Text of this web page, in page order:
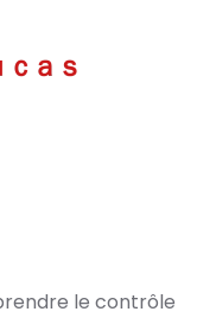
le contrôle